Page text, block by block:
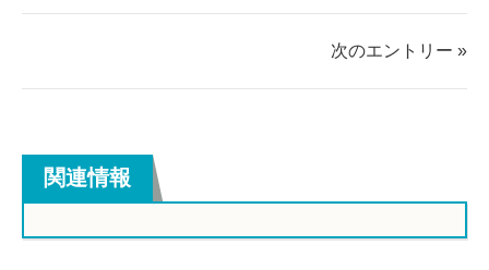
す
す
次のエントリー »
関連情報